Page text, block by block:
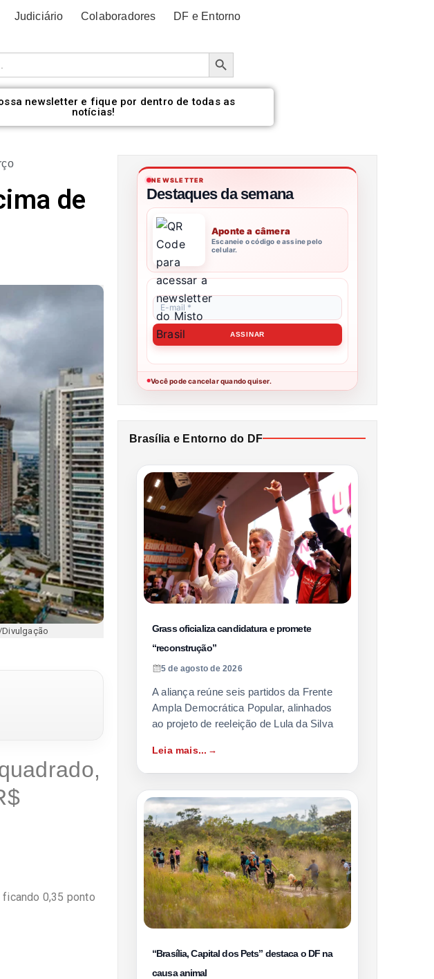
Judiciário Colaboradores DF e Entorno
Botão de pesquisa
newsletter e fique por dentro de todas as
notícias!
de
0,35 ponto
NEWSLETTER
Destaques da semana
Aponte a câmera
Escaneie o código e assine pelo
celular.
●Você pode cancelar quando quiser.
Brasília e Entorno do DF
Grass oficializa candidatura e promete
“reconstrução”
5 de agosto de 2026
A aliança reúne seis partidos da Frente
Ampla Democrática Popular, alinhados
ao projeto de reeleição de Lula da Silva
Leia mais...
“Brasília, Capital dos Pets” destaca o DF na
causa animal